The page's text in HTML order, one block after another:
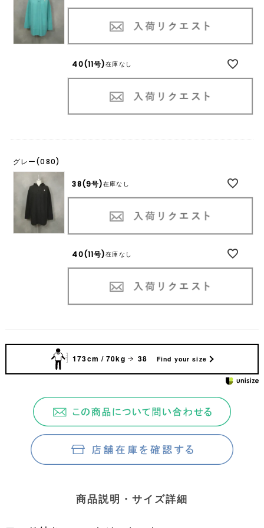
40(11号)在庫なし
グレー(080)
38(9号)在庫なし
40(11号)在庫なし
173cm / 70kg 38 Find your size
商品説明・サイズ詳細